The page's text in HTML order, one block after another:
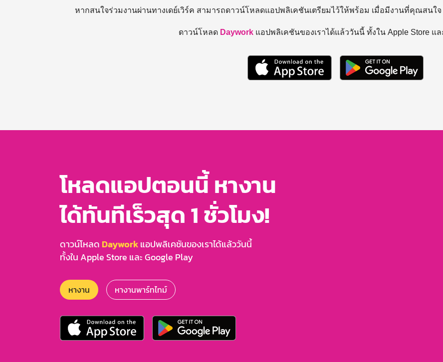
หากสนใจร่วมงานผ่านทางเดย์เวิร์ค สามารถดาวน์โหลดแอปพลิเคชันเตรียมไว้ให้พร้อม เมื่อมีงานที่คุณสนใ
ดาวน์โหลด Daywork แอปพลิเคชันของเราได้แล้ววันนี้ ทั้งใน Apple Store แล
โหลดแอปตอนนี้ หางาน
ได้ทันทีเร็วสุด 1 ชั่วโมง!
ดาวน์โหลด Dayworkแอปพลิเคชันของเราได้แล้ววันนี้
ทั้งใน Apple Store และ Google Play
หางาน หางานพาร์ทไทม์